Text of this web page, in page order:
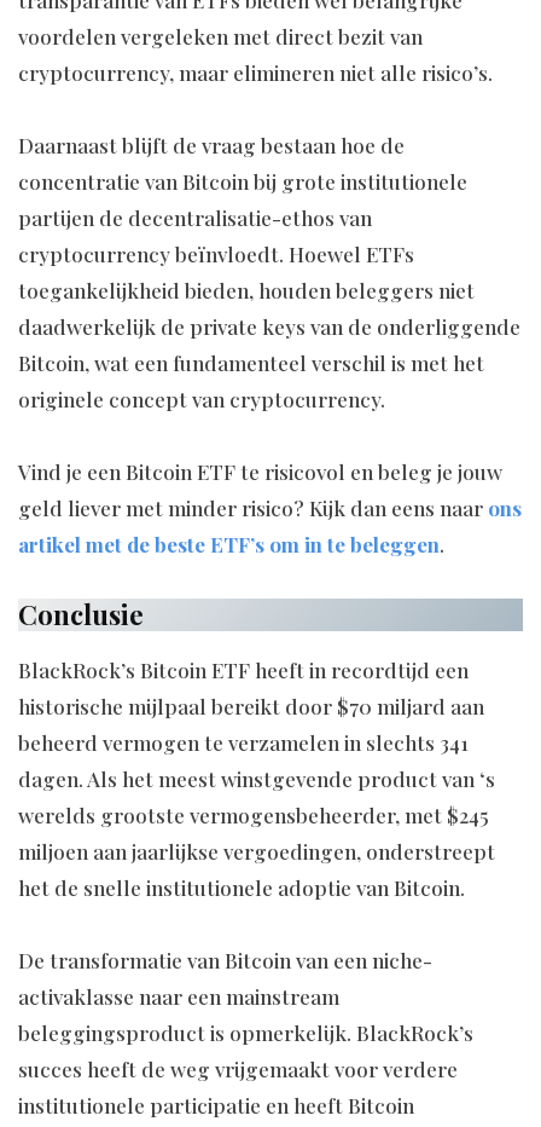
voordelen vergeleken met direct bezit van
cryptocurrency, maar elimineren niet alle risico’s.
Daarnaast blijft de vraag bestaan hoe de
concentratie van Bitcoin bij grote institutionele
partijen de decentralisatie-ethos van
cryptocurrency beïnvloedt. Hoewel ETFs
toegankelijkheid bieden, houden beleggers niet
daadwerkelijk de private keys van de onderliggende
Bitcoin, wat een fundamenteel verschil is met het
originele concept van cryptocurrency.
Vind je een Bitcoin ETF te risicovol en beleg je jouw
geld liever met minder risico? Kijk dan eens naar ons
artikel met de beste ETF’s om in te beleggen.
Conclusie
BlackRock’s Bitcoin ETF heeft in recordtijd een
historische mijlpaal bereikt door $70 miljard aan
beheerd vermogen te verzamelen in slechts 341
dagen. Als het meest winstgevende product van ‘s
werelds grootste vermogensbeheerder, met $245
miljoen aan jaarlijkse vergoedingen, onderstreept
het de snelle institutionele adoptie van Bitcoin.
De transformatie van Bitcoin van een niche-
activaklasse naar een mainstream
beleggingsproduct is opmerkelijk. BlackRock’s
succes heeft de weg vrijgemaakt voor verdere
institutionele participatie en heeft Bitcoin